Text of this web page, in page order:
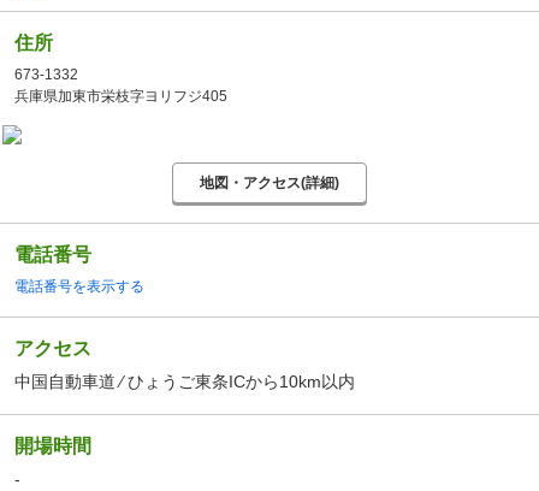
住所
673-1332
兵庫県加東市栄枝字ヨリフジ405
地図・アクセス(詳細)
電話番号
電話番号を表示する
アクセス
中国自動車道 ⁄ ひょうご東条ICから10km以内
開場時間
-